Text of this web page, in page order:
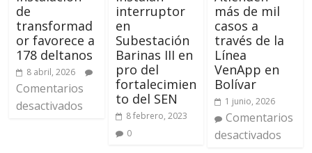
de
transformad
or favorece a
178 deltanos
8 abril, 2026
Comentarios
desactivados
interruptor
en
Subestación
Barinas III en
pro del
fortalecimien
to del SEN
8 febrero, 2023
0
más de mil
casos a
través de la
Línea
VenApp en
Bolívar
1 junio, 2026
Comentarios
desactivados